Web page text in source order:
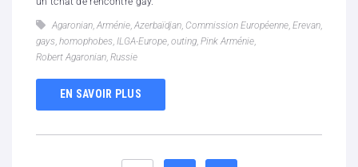
Agaronian Arménie Azerbaïdjan Commission Européenne Erevan
gays homophobes ILGA-Europe outing Pink Arménie
Robert Agaronian Russie
EN SAVOIR PLUS